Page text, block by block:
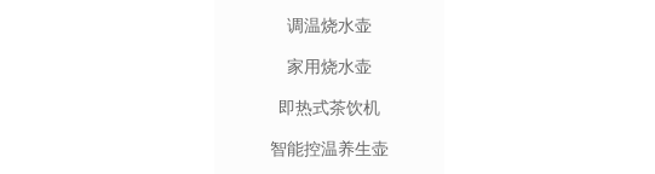
调温烧水壶
家用烧水壶
即热式茶饮机
智能控温养生壶